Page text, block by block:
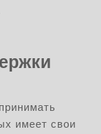
имеет свои